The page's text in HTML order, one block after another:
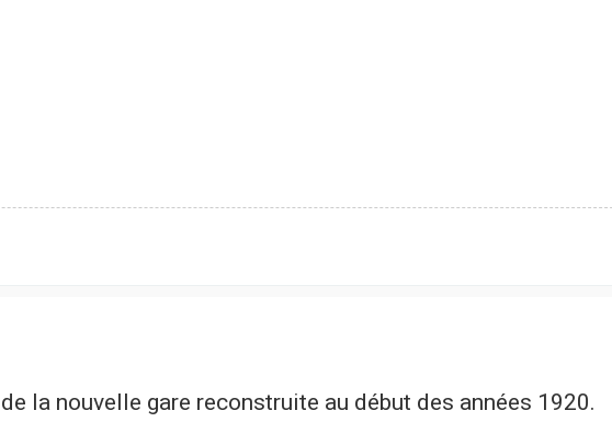
la nouvelle gare reconstruite au début des années 1920.